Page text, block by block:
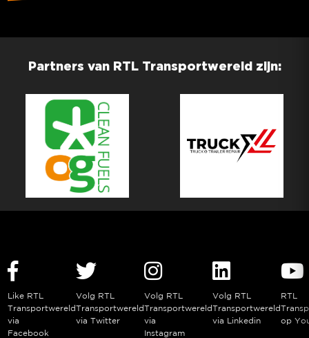
Partners van RTL Transportwereld zijn:
Like RTL
Transportwereld
via
Facebook
Volg RTL
Transportwereld
via Twitter
Volg RTL
Transportwereld
via
Instagram
Volg RTL
Transportwereld
via Linkedin
RTL
op